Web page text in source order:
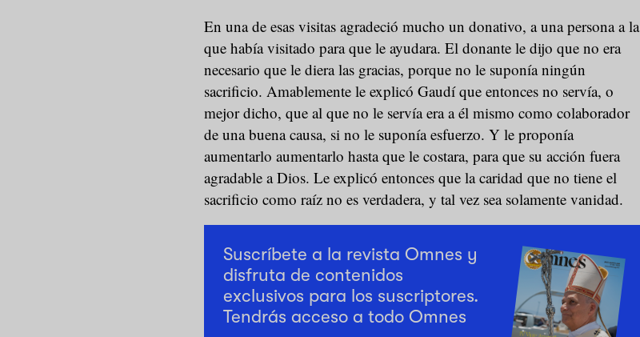
En una de esas visitas agradeció mucho un donativo, a una persona a la
que había visitado para que le ayudara. El donante le dijo que no era
necesario que le diera las gracias, porque no le suponía ningún
sacrificio. Amablemente le explicó Gaudí que entonces no servía, o
mejor dicho, que al que no le servía era a él mismo como colaborador
de una buena causa, si no le suponía esfuerzo. Y le proponía
aumentarlo aumentarlo hasta que le costara, para que su acción fuera
agradable a Dios. Le explicó entonces que la caridad que no tiene el
sacrificio como raíz no es verdadera, y tal vez sea solamente vanidad.
Suscríbete a la revista Omnes y
disfruta de contenidos
exclusivos para los suscriptores.
Tendrás acceso a todo Omnes